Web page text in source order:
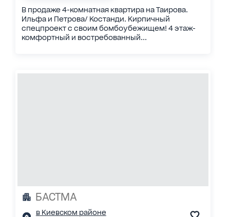
В продаже 4-комнатная квартира на Таирова.
Ильфа и Петрова/ Костанди. Кирпичный
спецпроект с своим бомбоубежищем! 4 этаж-
комфортный и востребованный...
БАСТМА
в Киевском районе